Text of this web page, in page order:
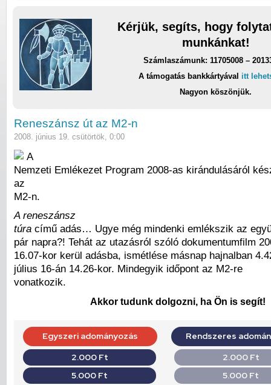
Kérjük, segíts, hogy
munkánkat!
Számlaszámunk: 11705008 –
A támogatás bankkártyával itt
Nagyon köszönjük.
Reneszánsz út az M2-n
2008. június 19. csütörtök, 0:00
A
Nemzeti Emlékezet Program 2008-as kirándulásáról
az
M2-n.
A reneszánsz
túra című adás… Ugye még mindenki emlékszik az
pár napra?! Tehát az utazásról szóló dokumentumfilm
16.07-kor kerül adásba, ismétlése másnap hajnalban
július 16-án 14.26-kor. Mindegyik időpont az M2-re
vonatkozik.
Akkor tudunk dolgozni, ha Ön is segít!